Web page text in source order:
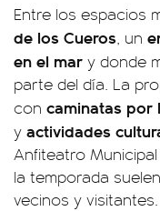
Entre los espacios
de los Cueros , un
en el mar y donde
parte del día. La
con caminatas por
y actividades
Anfiteatro
la temporada
vecinos y visitantes.